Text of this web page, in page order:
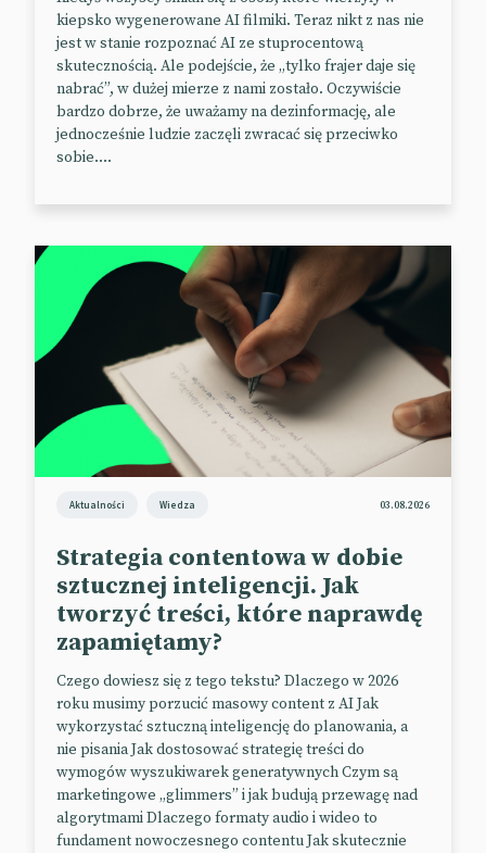
Wielu z nas nachodzi czasem chętka, żeby
porozciągać sobie wyświetlacz.
Doskonale zdaje sobie z tego sprawę firma LG
Display (część LG Electronics), która – jako pierwsza
na świecie – taki właśnie rozciągliwy wyświetlacz
wydarzenia w LG Science Park.
Parametry są imponujące. Prototyp posiada 12-
calowy ekran, który rozciąga się aż do 18 cali przy
zachowaniu wysokiej rozdzielczości 100 ppi (pikseli
na cal) i kolorystyki RGB. W porównaniu do
pierwszego prototypu z 2022 r. rozciągliwość panelu
wzrosła ponad dwukrotnie – z 20 do 50 proc.
Nowy model cechuje się również wyjątkową
trwałością. Wyświetlacz można rozciągnąć ponad 10
tys. razy bez szwanku dla jakości obrazu, która
zostanie zachowana również w warunkach
temperatury czy wstrząsy).
Niecierpliwie czekamy na debiut i wdrożenia.
Tom’s Hardware
kiepsko wygenerowane AI filmiki. Teraz nikt z nas nie
jest w stanie rozpoznać AI ze stuprocentową
skutecznością. Ale podejście, że „tylko frajer daje się
nabrać”, w dużej mierze z nami zostało. Oczywiście
bardzo dobrze, że uważamy na dezinformację, ale
jednocześnie ludzie zaczęli zwracać się przeciwko
sobie....
Aktualności Wiedza 03.08.2026
Strategia contentowa w dobie
sztucznej inteligencji. Jak
tworzyć treści, które naprawdę
zapamiętamy?
Czego dowiesz się z tego tekstu? Dlaczego w 2026
roku musimy porzucić masowy content z AI Jak
wykorzystać sztuczną inteligencję do planowania, a
nie pisania Jak dostosować strategię treści do
wymogów wyszukiwarek generatywnych Czym są
marketingowe „glimmers” i jak budują przewagę nad
algorytmami Dlaczego formaty audio i wideo to
fundament nowoczesnego contentu Jak skutecznie